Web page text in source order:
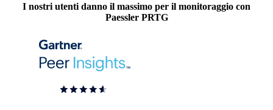
I nostri utenti danno il massimo per il monitoraggio con
Paessler PRTG